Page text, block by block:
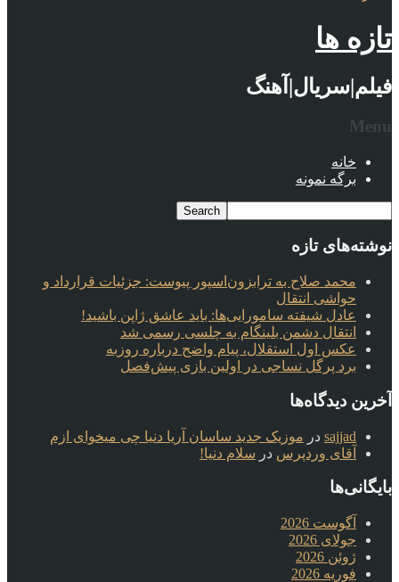
تازه ها
فیلم|سریال|آهنگ
Menu
خانه
برگه نمونه
نوشته‌های تازه
محمد صلاح به ترابزون‌اسپور پیوست: جزئیات قرارداد و
حواشی انتقال
عادل شیفته سامورایی‌ها: باید عاشق ژاپن باشید!
انتقال دشمن بلینگام به چلسی رسمی شد
عکس اول استقلال، پیام واضح درباره روزبه
برد پرگل نساجی در اولین بازی پیش‌فصل
آخرین دیدگاه‌ها
sajjad در موزیک جدید ساسان آریا دنیا چی میخوای ازم
آقای وردپرس در سلام دنیا!
بایگانی‌ها
آگوست 2026
جولای 2026
ژوئن 2026
فوریه 2026